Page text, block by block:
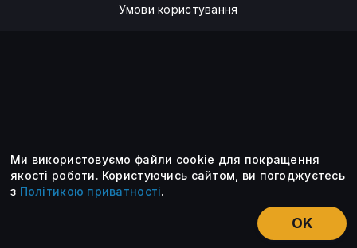
КУРСИ КРИПТОВАЛЮТ
Умови користування
©2014 — 2026
Усі опубліковані матеріали належать ForkLog. Ви можете
передруковувати їх тільки після узгодження із редакцією та
вказанням активного посилання на ForkLog.
Ми використовуємо файли cookie для покращення
якості роботи. Користуючись сайтом, ви погоджуєтесь
з Політикою приватності.
OK